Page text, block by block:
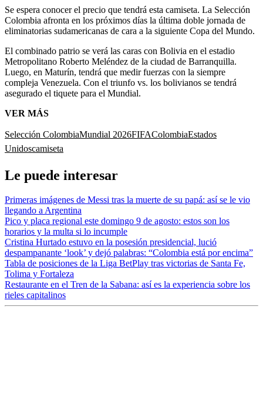
Se espera conocer el precio que tendrá esta camiseta. La Selección
Colombia afronta en los próximos días la última doble jornada de
eliminatorias sudamericanas de cara a la siguiente Copa del Mundo.
El combinado patrio se verá las caras con Bolivia en el estadio
Metropolitano Roberto Meléndez de la ciudad de Barranquilla.
Luego, en Maturín, tendrá que medir fuerzas con la siempre
compleja Venezuela. Con el triunfo vs. los bolivianos se tendrá
asegurado el tiquete para el Mundial.
VER MÁS
Selección ColombiaMundial 2026FIFAColombiaEstados
Unidoscamiseta
Le puede interesar
Primeras imágenes de Messi tras la muerte de su papá: así se le vio
llegando a Argentina
Pico y placa regional este domingo 9 de agosto: estos son los
horarios y la multa si lo incumple
Cristina Hurtado estuvo en la posesión presidencial, lució
despampanante ‘look’ y dejó palabras: “Colombia está por encima”
Tabla de posiciones de la Liga BetPlay tras victorias de Santa Fe,
Tolima y Fortaleza
Restaurante en el Tren de la Sabana: así es la experiencia sobre los
rieles capitalinos